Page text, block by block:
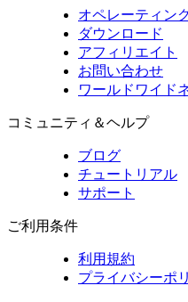
オペレーティン
ダウンロード
アフィリエイト
お問い合わせ
ワールドワイド
コミュニティ＆ヘルプ
ブログ
チュートリアル
サポート
ご利用条件
利用規約
プライバシーポ